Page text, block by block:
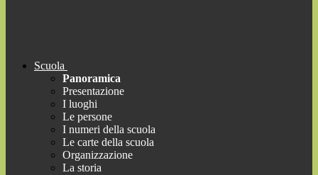
Scuola
Panoramica
Presentazione
I luoghi
Le persone
I numeri della scuola
Le carte della scuola
Organizzazione
La storia